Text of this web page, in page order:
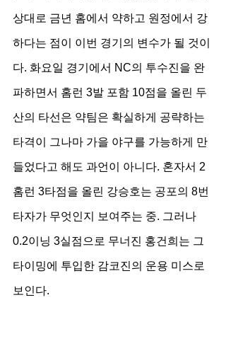
상대로 금년 홈에서 약하고 원정에서 강
하다는 점이 이번 경기의 변수가 될 것이
다. 화요일 경기에서 NC의 투수진을 완
파하면서 홈런 3발 포함 10점을 올린 두
산의 타선은 약팀은 확실하게 공략하는
타격이 그나마 가을 야구를 가능하게 만
들었다고 해도 과언이 아니다. 혼자서 2
홈런 3타점을 올린 강승호는 공포의 8번
타자가 무엇인지 보여주는 중. 그러나
0.2이닝 3실점으로 무너진 홍건희는 그
타이밍에 투입한 감코진의 운용 미스로
보인다.